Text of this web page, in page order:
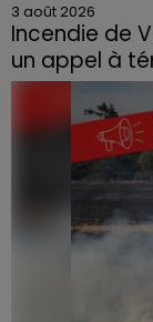
3 août 2026
Incendie de
un appel à
Le feu, parti
quartier
contraint à